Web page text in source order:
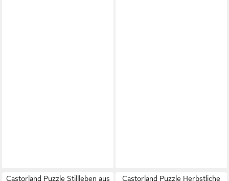
Castorland Puzzle Stillleben aus
Castorland Puzzle Herbstliche